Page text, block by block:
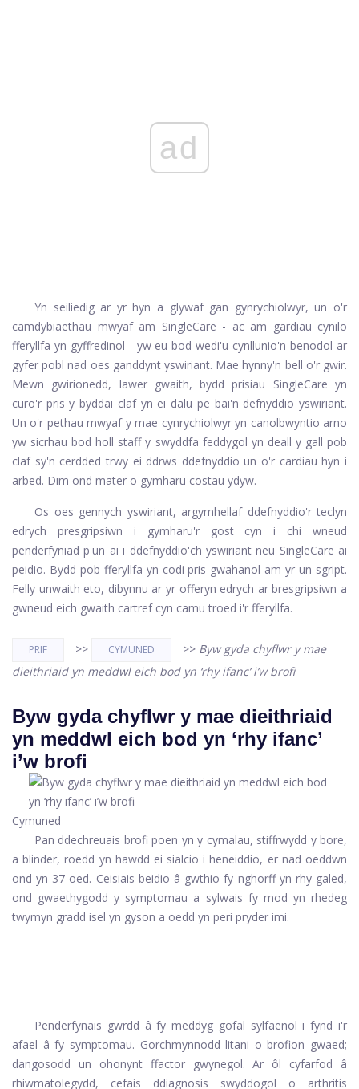
ad
Yn seiliedig ar yr hyn a glywaf gan gynrychiolwyr, un o'r
camdybiaethau mwyaf am SingleCare - ac am gardiau cynilo
fferyllfa yn gyffredinol - yw eu bod wedi'u cynllunio'n benodol ar
gyfer pobl nad oes ganddynt yswiriant. Mae hynny'n bell o'r gwir.
Mewn gwirionedd, lawer gwaith, bydd prisiau SingleCare yn
curo'r pris y byddai claf yn ei dalu pe bai'n defnyddio yswiriant.
Un o'r pethau mwyaf y mae cynrychiolwyr yn canolbwyntio arno
yw sicrhau bod holl staff y swyddfa feddygol yn deall y gall pob
claf sy'n cerdded trwy ei ddrws ddefnyddio un o'r cardiau hyn i
arbed. Dim ond mater o gymharu costau ydyw.
Os oes gennych yswiriant, argymhellaf ddefnyddio'r teclyn
edrych presgripsiwn
i gymharu'r gost cyn i chi wneud
penderfyniad p'un ai i ddefnyddio'ch yswiriant neu SingleCare ai
peidio. Bydd pob fferyllfa yn codi pris gwahanol am yr un sgript.
Felly unwaith eto, dibynnu ar yr offeryn edrych ar bresgripsiwn a
gwneud eich gwaith cartref cyn camu troed i'r fferyllfa.
PRIF >> CYMUNED >> Byw gyda chyflwr y mae
dieithriaid yn meddwl eich bod yn ‘rhy ifanc’ i’w brofi
Byw gyda chyflwr y mae dieithriaid
yn meddwl eich bod yn ‘rhy ifanc’
i’w brofi
Cymuned
Pan ddechreuais brofi poen yn y cymalau, stiffrwydd y bore,
a blinder, roedd yn hawdd ei sialcio i heneiddio, er nad oeddwn
ond yn 37 oed. Ceisiais beidio â gwthio fy nghorff yn rhy galed,
ond gwaethygodd y symptomau a sylwais fy mod yn rhedeg
twymyn gradd isel yn gyson a oedd yn peri pryder imi.
Penderfynais gwrdd â fy meddyg gofal sylfaenol i fynd i'r
afael â fy symptomau. Gorchmynnodd litani o brofion gwaed;
dangosodd un ohonynt ffactor gwynegol. Ar ôl cyfarfod â
rhiwmatolegydd, cefais ddiagnosis swyddogol o arthritis